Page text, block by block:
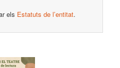
els Estatuts de l’entitat.